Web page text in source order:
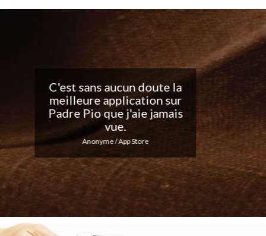
Belle application, j'adore
les notifications
quotidiennes... Continuez
votre excellent travail !